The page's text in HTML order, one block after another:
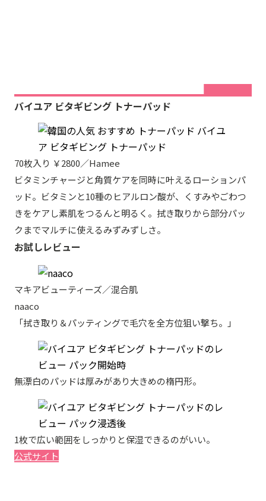
バイユア ビタギビング トナーパッド
70枚入り ￥2800／Hamee
ビタミンチャージと角質ケアを同時に叶えるローションパ
ッド。ビタミンと10種のヒアルロン酸が、くすみやごわつ
きをケアし素肌をつるんと明るく。拭き取りから部分パッ
クまでマルチに使えるみずみずしさ。
お試しレビュー
マキアビューティーズ／混合肌
naaco
「拭き取り＆パッティングで毛穴を全方位狙い撃ち。」
無漂白のパッドは厚みがあり大きめの楕円形。
1枚で広い範囲をしっかりと保湿できるのがいい。
公式サイト